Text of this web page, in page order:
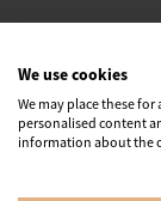
We use cookies
We may place these
personalised content
information about the